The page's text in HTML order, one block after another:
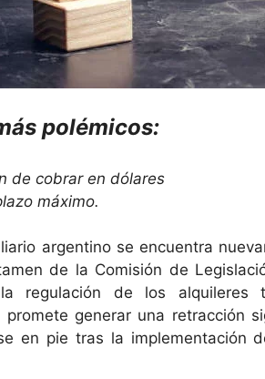
polémicos:
de cobrar en dólares
máximo.
argentino se encuentra
de la Comisión de
regulación de los alquileres
promete generar una retracción
en pie tras la implementación